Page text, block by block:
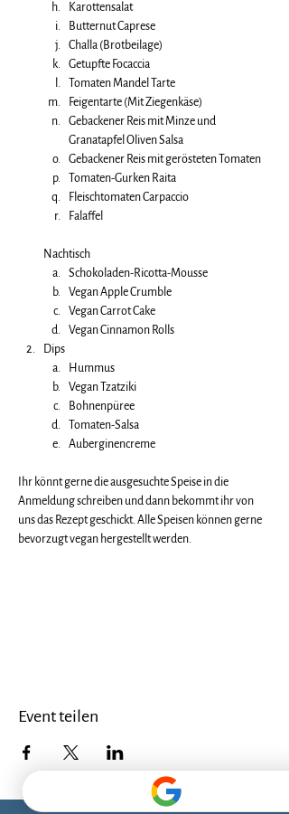
Karottensalat
Butternut Caprese
Challa (Brotbeilage)
Getupfte Focaccia
Tomaten Mandel Tarte
Feigentarte (Mit Ziegenkäse)
Gebackener Reis mit Minze und
Granatapfel Oliven Salsa
Gebackener Reis mit gerösteten Tomaten
Tomaten-Gurken Raita
Fleischtomaten Carpaccio
Falaffel
Nachtisch
Schokoladen-Ricotta-Mousse
Vegan Apple Crumble
Vegan Carrot Cake
Vegan Cinnamon Rolls
Dips
Hummus
Vegan Tzatziki
Bohnenpüree
Tomaten-Salsa
Auberginencreme
Ihr könnt gerne die ausgesuchte Speise in die
Anmeldung schreiben und dann bekommt ihr von
uns das Rezept geschickt. Alle Speisen können gerne
bevorzugt vegan hergestellt werden.
Event teilen